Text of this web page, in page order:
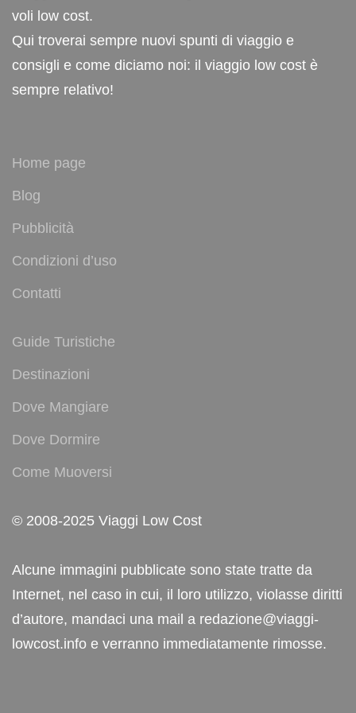
voli low cost.
Qui troverai sempre nuovi spunti di viaggio e
consigli e come diciamo noi: il viaggio low cost è
sempre relativo!
Home page
Blog
Pubblicità
Condizioni d’uso
Contatti
Guide Turistiche
Destinazioni
Dove Mangiare
Dove Dormire
Come Muoversi
© 2008-2025 Viaggi Low Cost
Alcune immagini pubblicate sono state tratte da
Internet, nel caso in cui, il loro utilizzo, violasse diritti
d’autore, mandaci una mail a redazione@viaggi-
lowcost.info e verranno immediatamente rimosse.